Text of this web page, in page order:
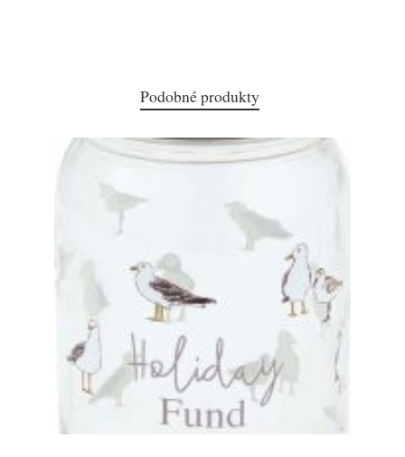
Podobné produkty